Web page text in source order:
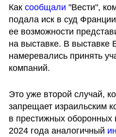
Как сообщали "Вести",
подала иск в суд
ее возможности
на выставке. В выставке
намеревались принять
компаний.
Это уже второй случай,
запрещает израильским
в престижных оборонных
2024 года аналогичный